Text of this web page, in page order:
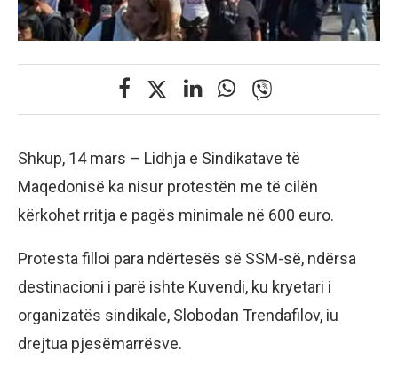
Shkup, 14 mars – Lidhja e Sindikatave të
Maqedonisë ka nisur protestën me të cilën
kërkohet rritja e pagës minimale në 600 euro.
Protesta filloi para ndërtesës së SSM-së, ndërsa
destinacioni i parë ishte Kuvendi, ku kryetari i
organizatës sindikale, Slobodan Trendafilov, iu
drejtua pjesëmarrësve.